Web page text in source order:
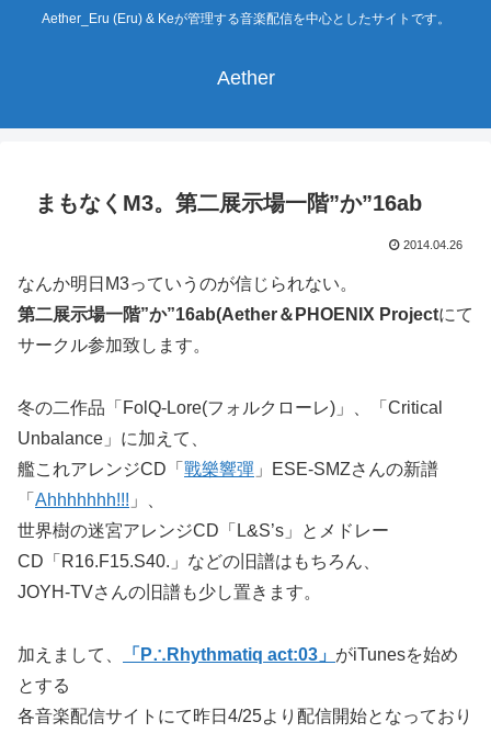
Aether_Eru (Eru) & Keが管理する音楽配信を中心としたサイトです。
Aether
まもなくM3。第二展示場一階”か”16ab
2014.04.26
なんか明日M3っていうのが信じられない。
第二展示場一階”か”16ab(Aether＆PHOENIX Projectにて
サークル参加致します。
冬の二作品「FolQ-Lore(フォルクローレ)」、「Critical
Unbalance」に加えて、
艦これアレンジCD「 戰樂響彈 」ESE-SMZさんの新譜
「 Ahhhhhhh!!! 」、
世界樹の迷宮アレンジCD「L&S’s」とメドレー
CD「R16.F15.S40.」などの旧譜はもちろん、
JOYH-TVさんの旧譜も少し置きます。
加えまして、 「P∴Rhythmatiq act:03」 がiTunesを始め
とする
各音楽配信サイトにて昨日4/25より配信開始となっており